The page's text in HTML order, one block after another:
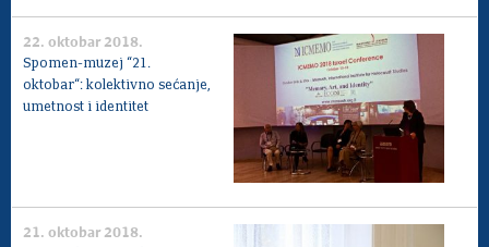
22. oktobar 2018.
Spomen-muzej “21.
oktobar“: kolektivno sećanje,
umetnost i identitet
21. oktobar 2018.